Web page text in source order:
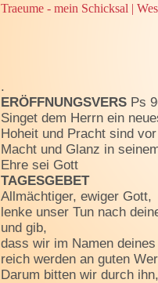
Traeume - mein Schicksal |
.
ERÖFFNUNGSVERS Ps
Singet dem Herrn ein
Hoheit und Pracht sind
Macht und Glanz in
Ehre sei Gott
TAGESGEBET
Allmächtiger, ewiger Gott,
lenke unser Tun nach
und gib,
dass wir im Namen
reich werden an guten
Darum bitten wir durch